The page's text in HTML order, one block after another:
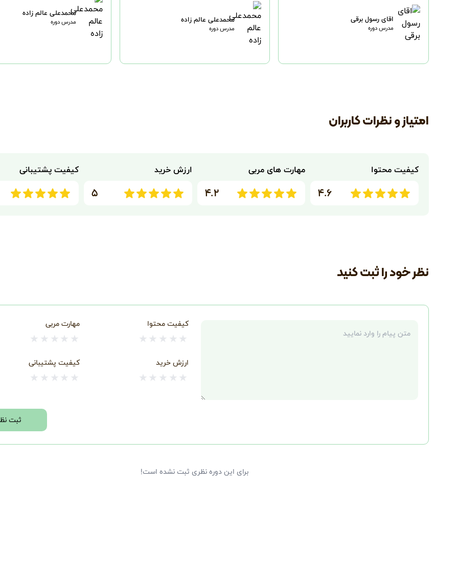
اقای رسول برقی
مدرس دوره
محمدعلی عالم زاده
مدرس دوره
محمدعلی عالم زاده
مدرس دوره
امتیاز و نظرات کاربران
کیفیت محتوا
۴.۶
مهارت های مربی
۴.۲
ارزش خرید
۵
کیفیت پشتیبانی
نظر خود را ثبت کنید
کیفیت محتوا
★ ★ ★ ★ ★
مهارت مربی
★ ★ ★ ★ ★
ارزش خرید
★ ★ ★ ★ ★
کیفیت پشتیبانی
★ ★ ★ ★ ★
ثبت
برای این دوره نظری ثبت نشده است!